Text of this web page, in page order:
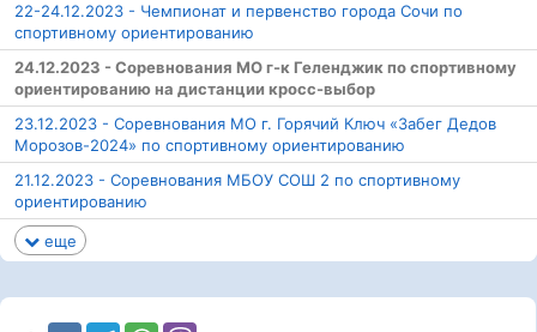
22-24.12.2023 - Чемпионат и первенство города Сочи по
спортивному ориентированию
24.12.2023 - Соревнования МО г-к Геленджик по спортивному
ориентированию на дистанции кросс-выбор
23.12.2023 - Соревнования МО г. Горячий Ключ «Забег Дедов
Морозов-2024» по спортивному ориентированию
21.12.2023 - Соревнования МБОУ СОШ 2 по спортивному
ориентированию
еще